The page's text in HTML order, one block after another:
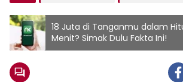
18 Juta di Tanganmu dalam
Menit? Simak Dulu Fakta Ini!